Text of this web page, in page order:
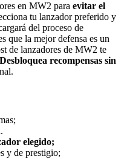
en MW2 para evitar el
tu lanzador preferido y
del proceso de
que la mejor defensa es un
de lanzadores de MW2 te
Desbloquea recompensas sin
elegido;
y de prestigio;